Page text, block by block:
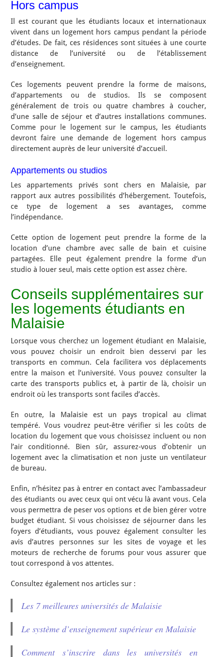
Hors campus
Il est courant que les étudiants locaux et internationaux
vivent dans un logement hors campus pendant la période
d’études. De fait, ces résidences sont situées à une courte
distance de l’université ou de l’établissement
d’enseignement.
Ces logements peuvent prendre la forme de maisons,
d’appartements ou de studios. Ils se composent
généralement de trois ou quatre chambres à coucher,
d’une salle de séjour et d’autres installations communes.
Comme pour le logement sur le campus, les étudiants
devront faire une demande de logement hors campus
directement auprès de leur université d’accueil.
Appartements ou studios
Les appartements privés sont chers en Malaisie, par
rapport aux autres possibilités d’hébergement. Toutefois,
ce type de logement a ses avantages, comme
l’indépendance.
Cette option de logement peut prendre la forme de la
location d’une chambre avec salle de bain et cuisine
partagées. Elle peut également prendre la forme d’un
studio à louer seul, mais cette option est assez chère.
Conseils supplémentaires sur
les logements étudiants en
Malaisie
Lorsque vous cherchez un logement étudiant en Malaisie,
vous pouvez choisir un endroit bien desservi par les
transports en commun. Cela facilitera vos déplacements
entre la maison et l’université. Vous pouvez consulter la
carte des transports publics et, à partir de là, choisir un
endroit où les transports sont faciles d’accès.
En outre, la Malaisie est un pays tropical au climat
tempéré. Vous voudrez peut-être vérifier si les coûts de
location du logement que vous choisissez incluent ou non
l’air conditionné. Bien sûr, assurez-vous d’obtenir un
logement avec la climatisation et non juste un ventilateur
de bureau.
Enfin, n’hésitez pas à entrer en contact avec l’ambassadeur
des étudiants ou avec ceux qui ont vécu là avant vous. Cela
vous permettra de peser vos options et de bien gérer votre
budget étudiant. Si vous choisissez de séjourner dans les
foyers d’étudiants, vous pouvez également consulter les
avis d’autres personnes sur les sites de voyage et les
moteurs de recherche de forums pour vous assurer que
tout correspond à vos attentes.
Consultez également nos articles sur :
Les 7 meilleures universités de Malaisie
Le système d’enseignement supérieur en Malaisie
Comment s’inscrire dans les universités en